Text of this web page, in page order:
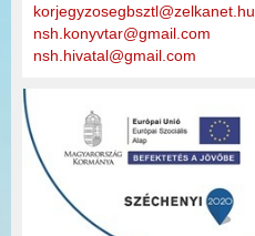
korjegyzosegbsztl@zelkanet.hu
nsh.konyvtar@gmail.com
nsh.hivatal@gmail.com